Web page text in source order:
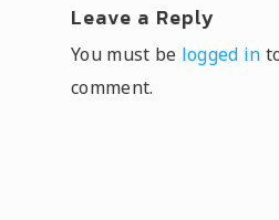
Leave a Reply
You must be logged in
comment.